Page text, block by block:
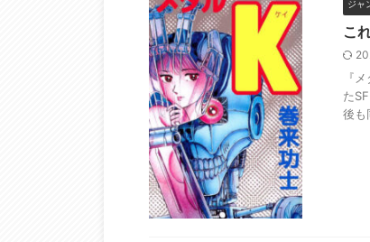
ジャ
こ
『
た
後も